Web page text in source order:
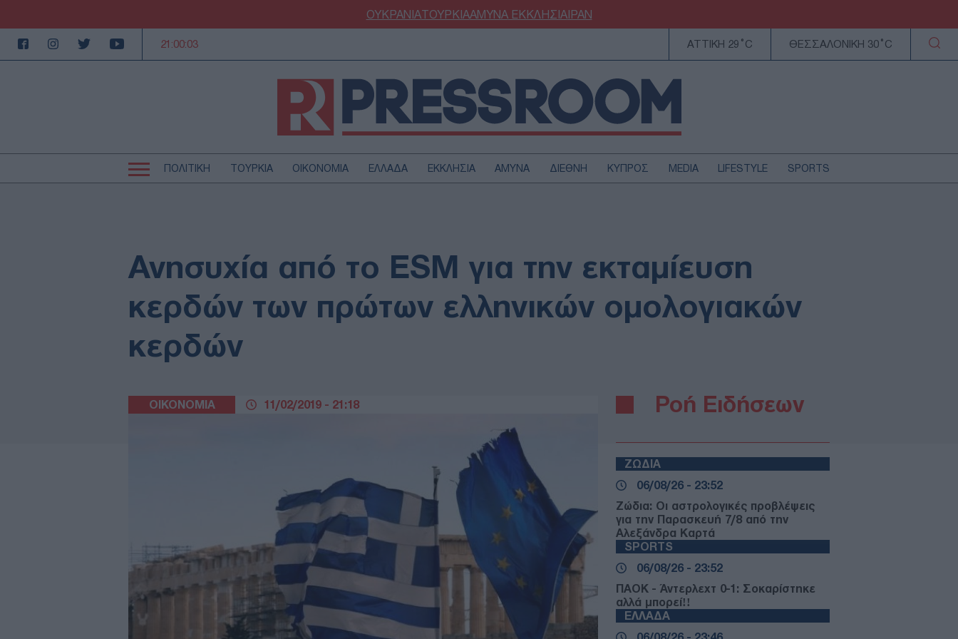
ΟΥΚΡΑΝΙΑΤΟΥΡΚΙΑΑΜΥΝΑΕΚΚΛΗΣΙΑΙΡΑΝ
21:00:04 ΑΤΤΙΚΗ 29°C ΘΕΣΣΑΛΟΝΙΚΗ 30°C
ΠΟΛΙΤΙΚΗ ΤΟΥΡΚΙΑ ΟΙΚΟΝΟΜΙΑ ΕΛΛΑΔΑ ΕΚΚΛΗΣΙΑ ΑΜΥΝΑ ΔΙΕΘΝΗ ΚΥΠΡΟΣ MEDIA LIFESTYLE SPORTS
AUTO - MOTO
ΓΑΣΤΡΟΝΟΜΙΑ ΥΓΕΙΑ
ΤΕΧΝΟΛΟΓΙΑ
Ανησυχία από το ESM για την εκταμίευση
κερδών των πρώτων ελληνικών ομολογιακών
κερδών
ΟΙΚΟΝΟΜΙΑ 11/02/2019 - 21:18 Ροή Ειδήσεων
ΖΩΔΙΑ
06/08/26 - 23:52
Ζώδια: Οι αστρολογικές προβλέψεις
για την Παρασκευή 7/8 από την
Αλεξάνδρα Καρτά
SPORTS
06/08/26 - 23:52
ΠΑΟΚ - Άντερλεχτ 0-1: Σοκαρίστηκε
αλλά μπορεί!!
ΕΛΛΑΔΑ